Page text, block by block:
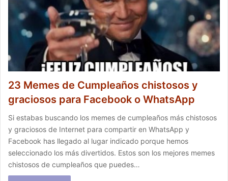
23 Memes de Cumpleaños chistosos y
graciosos para Facebook o WhatsApp
Si estabas buscando los memes de cumpleaños más chistosos
y graciosos de Internet para compartir en WhatsApp y
Facebook has llegado al lugar indicado porque hemos
seleccionado los más divertidos. Estos son los mejores memes
chistosos de cumpleaños que puedes…